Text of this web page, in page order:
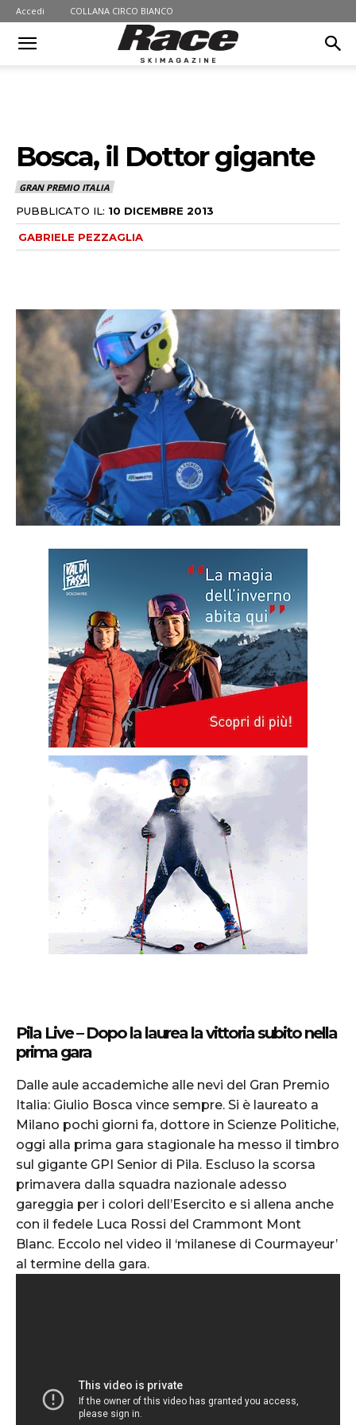
Accedi COLLANA CIRCO BIANCO
Bosca, il Dottor gigante
GRAN PREMIO ITALIA
PUBBLICATO IL: 10 DICEMBRE 2013
GABRIELE PEZZAGLIA
Pila Live – Dopo la laurea la vittoria subito nella
prima gara
Dalle aule accademiche alle nevi del Gran Premio
Italia: Giulio Bosca vince sempre. Si è laureato a
Milano pochi giorni fa, dottore in Scienze Politiche,
oggi alla prima gara stagionale ha messo il timbro
sul gigante GPI Senior di Pila. Escluso la scorsa
primavera dalla squadra nazionale adesso
gareggia per i colori dell’Esercito e si allena anche
con il fedele Luca Rossi del Crammont Mont
Blanc. Eccolo nel video il ‘milanese di Courmayeur’
al termine della gara.